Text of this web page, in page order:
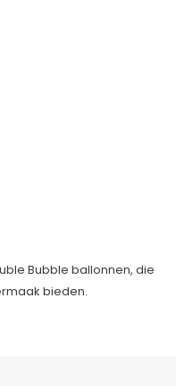
Bubble ballonnen, die
bieden.